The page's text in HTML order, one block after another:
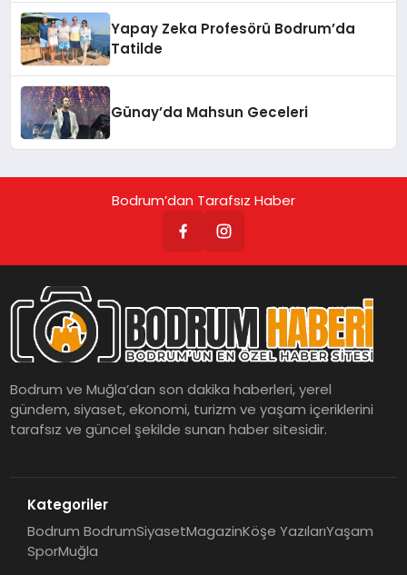
Yapay Zeka Profesörü Bodrum’da
Tatilde
Günay’da Mahsun Geceleri
Bodrum’dan Tarafsız Haber
Bodrum ve Muğla’dan son dakika haberleri, yerel
gündem, siyaset, ekonomi, turizm ve yaşam içeriklerini
tarafsız ve güncel şekilde sunan haber sitesidir.
Kategoriler
Bodrum BodrumSiyasetMagazinKöşe YazılarıYaşam
SporMuğla